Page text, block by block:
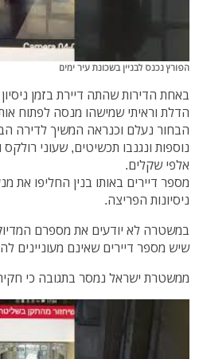
הפורץ נכנס לבניין בשכונת עיר ימים
באחת הדירות שהתה דיירת בזמן
הדלת וראיתי שמישהו מנסה לפתוח
הבחור נעלם וכנראה המשיך לדירה
נוספות ונגנבו תכשיטים, שעוני
אלפי שקלים.
מספר דיירים באותו בנין החליפו את
ניסיונות הפריצה.
במשטרה לא יודעים את מספרם
שיש מספר דיירים שאינם מעוניינים
ממשטרת ישראל נמסר בתגובה כי